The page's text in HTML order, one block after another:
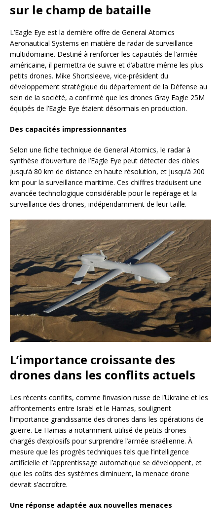
sur le champ de bataille
L’Eagle Eye est la dernière offre de General Atomics
Aeronautical Systems en matière de radar de surveillance
multidomaine. Destiné à renforcer les capacités de l’armée
américaine, il permettra de suivre et d’abattre même les plus
petits drones. Mike Shortsleeve, vice-président du
développement stratégique du département de la Défense au
sein de la société, a confirmé que les drones Gray Eagle 25M
équipés de l’Eagle Eye étaient désormais en production.
Des capacités impressionnantes
Selon une fiche technique de General Atomics, le radar à
synthèse d’ouverture de l’Eagle Eye peut détecter des cibles
jusqu’à 80 km de distance en haute résolution, et jusqu’à 200
km pour la surveillance maritime. Ces chiffres traduisent une
avancée technologique considérable pour le repérage et la
surveillance des drones, indépendamment de leur taille.
L’importance croissante des
drones dans les conflits actuels
Les récents conflits, comme l’invasion russe de l’Ukraine et les
affrontements entre Israël et le Hamas, soulignent
l’importance grandissante des drones dans les opérations de
guerre. Le Hamas a notamment utilisé de petits drones
chargés d’explosifs pour surprendre l’armée israélienne. À
mesure que les progrès techniques tels que l’intelligence
artificielle et l’apprentissage automatique se développent, et
que les coûts des systèmes diminuent, la menace drone
devrait s’accroître.
Une réponse adaptée aux nouvelles menaces